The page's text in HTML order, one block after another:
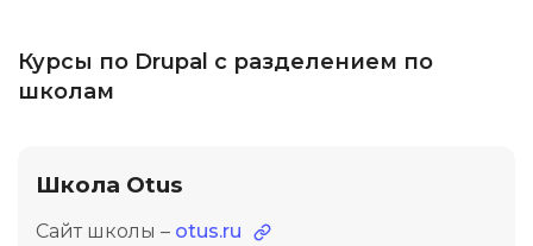
Курсы по Drupal с разделением по
школам
Школа Otus
Сайт школы – otus.ru